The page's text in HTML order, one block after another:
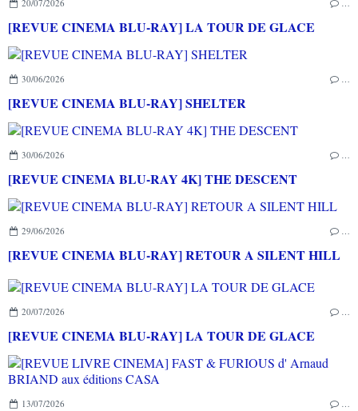
20/07/2026 …
[REVUE CINEMA BLU-RAY] LA TOUR DE GLACE
30/06/2026 …
[REVUE CINEMA BLU-RAY] SHELTER
30/06/2026 …
[REVUE CINEMA BLU-RAY 4K] THE DESCENT
29/06/2026 …
[REVUE CINEMA BLU-RAY] RETOUR A SILENT HILL
20/07/2026 …
[REVUE CINEMA BLU-RAY] LA TOUR DE GLACE
13/07/2026 …